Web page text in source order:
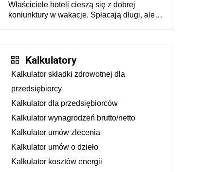
tam, gdzie wielu spędzi urlop po cichu
Właściciele hoteli cieszą się z dobrej
koniunktury w wakacje. Spłacają długi, ale
Kalkulatory
Kalkulator składki zdrowotnej dla
przedsiębiorcy
Kalkulator dla przedsiębiorców
Kalkulator wynagrodzeń brutto/netto
Kalkulator umów zlecenia
Kalkulator umów o dzieło
Kalkulator kosztów energii